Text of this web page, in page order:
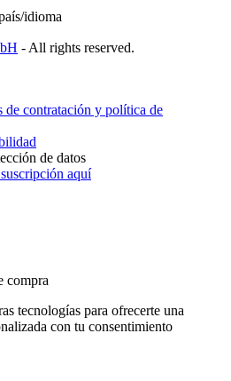
idioma
- All rights reserved.
de contratación y política de
de datos
aquí
compra
tecnologías para ofrecerte una
con tu consentimiento